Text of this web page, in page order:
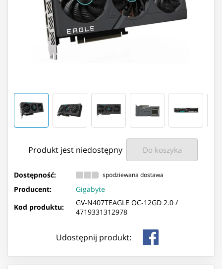
Produkt jest niedostępny Do koszyka
Dostępność: spodziewana dostawa
Producent:
Gigabyte
Kod produktu:
GV-N407TEAGLE OC-12GD 2.0 /
4719331312978
Udostępnij produkt: